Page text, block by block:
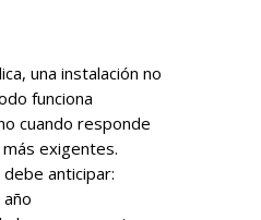
una instalación no
funciona
cuando responde
exigentes.
anticipar: